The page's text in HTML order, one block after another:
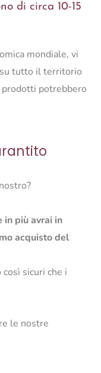
di circa 10-15
mondiale, vi
tutto il territorio
potrebbero
in più avrai in
acquisto del
così sicuri che i
le nostre